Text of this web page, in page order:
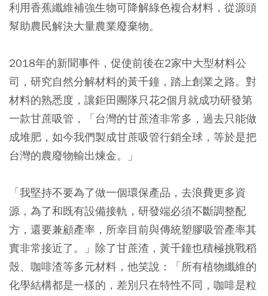
利用香蕉纖維補強生物可降解綠色複合材料，從源頭
幫助農民解決大量農業廢棄物。
2018年的新聞事件，促使前後在2家中大型材料公
司，研究自然分解材料的黃千鐘，踏上創業之路。對
材料的熟悉度，讓鉅田團隊只花2個月就成功研發第
一款甘蔗吸管，「台灣的甘蔗渣非常多，過去只能做
成堆肥，如今我們製成甘蔗吸管行銷全球，等於是把
台灣的農廢物輸出煉金。」
「我堅持不要為了做一個環保產品，去浪費更多資
源，為了和既有設備接軌，研發端必須不斷調整配
方，還要兼顧產率，所幸目前與傳統塑膠吸管產率其
實非常接近了。」除了甘蔗渣，黃千鐘也積極挑戰稻
殼、咖啡渣等多元材料，他笑說：「所有植物纖維的
化學結構都是一樣的，差別只在特性不同，咖啡是粒